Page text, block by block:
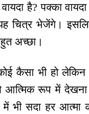
है? पक्का
चित्र भेजेंगे।
अच्छा।
कैसा भी हो लेकिन
आत्मिक रूप में देखना
में भी सदा हर